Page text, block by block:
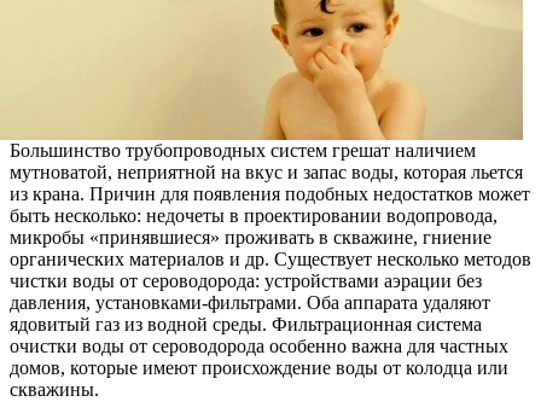
Большинство трубопроводных систем грешат наличием
мутноватой, неприятной на вкус и запас воды, которая льется
из крана. Причин для появления подобных недостатков может
быть несколько: недочеты в проектировании водопровода,
микробы «принявшиеся» проживать в скважине, гниение
органических материалов и др. Существует несколько методов
чистки воды от сероводорода: устройствами аэрации без
давления, установками-фильтрами. Оба аппарата удаляют
ядовитый газ из водной среды. Фильтрационная система
очистки воды от сероводорода особенно важна для частных
домов, которые имеют происхождение воды от колодца или
скважины.